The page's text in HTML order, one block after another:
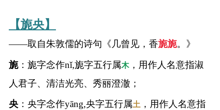
【旎央】
——取自朱敦儒的诗句《几曾见，香旎旎。》
旎：旎字念作nǐ,旎字五行属木，用作人名意指淑
人君子、清洁光亮、秀丽澄澈；
央：央字念作yāng,央字五行属土，用作人名意指